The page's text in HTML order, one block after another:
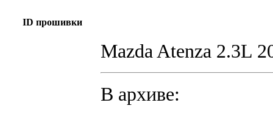
ID прошивки
Mazda Atenza 2.3L
В архиве: